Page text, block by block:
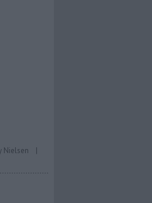
Nielsen |